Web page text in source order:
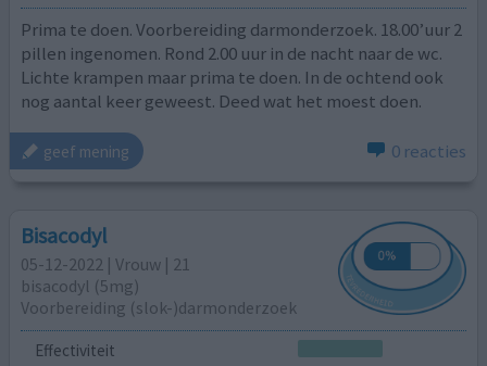
Prima te doen. Voorbereiding darmonderzoek. 18.00’uur 2
pillen ingenomen. Rond 2.00 uur in de nacht naar de wc.
Lichte krampen maar prima te doen. In de ochtend ook
nog aantal keer geweest. Deed wat het moest doen.
geef mening 0 reacties
Bisacodyl
05-12-2022 | Vrouw | 21
bisacodyl (5mg)
Voorbereiding (slok-)darmonderzoek
Effectiviteit